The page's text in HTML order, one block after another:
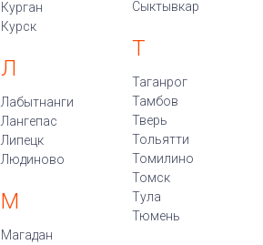
Курган
Курск
Л
Лабытнанги
Лангепас
Липецк
Людиново
М
Магадан
Сыктывкар
Т
Таганрог
Тамбов
Тверь
Тольятти
Томилино
Томск
Тула
Тюмень